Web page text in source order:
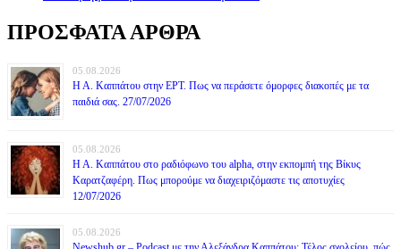
ΠΡΟΣΦΑΤΑ ΑΡΘΡΑ
05.08.2026
Η Α. Καππάτου στην ΕΡΤ. Πως να περάσετε όμορφες διακοπές με τα
παιδιά σας. 27/07/2026
05.08.2026
Η Α. Καππάτου στο ραδιόφωνο του alpha, στην εκπομπή της Βίκυς
Καρατζαφέρη. Πως μπορούμε να διαχειριζόμαστε τις αποτυχίες
12/07/2026
05.08.2026